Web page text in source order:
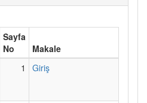
Sayfa
No
Makale
1 Giriş